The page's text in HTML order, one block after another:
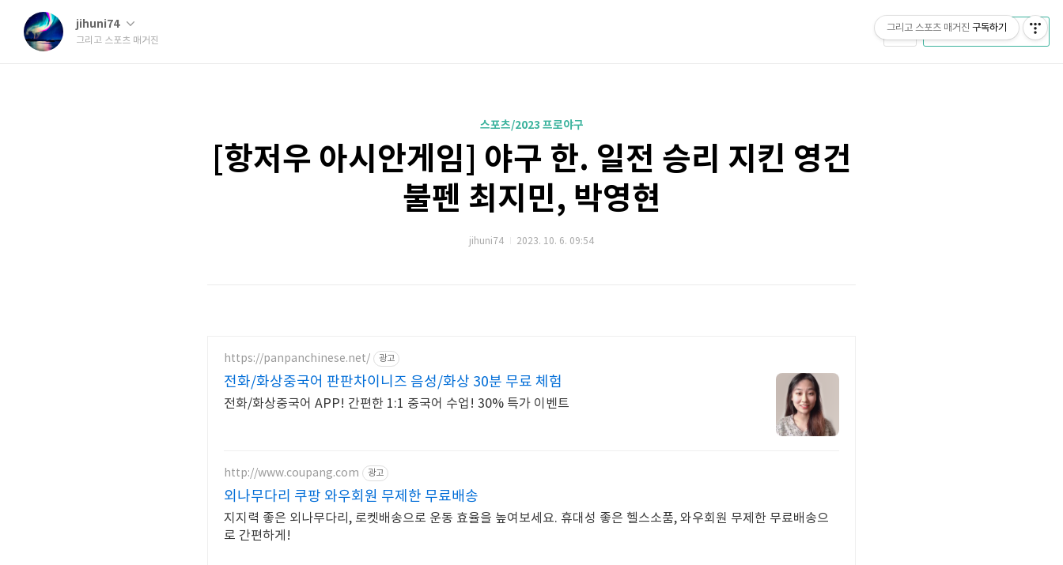
jihuni74
그리고 스포츠 매거진
CATEGORY
스포츠/2023 프로야구
[항저우 아시안게임] 야구 한. 일전 승리 지킨 영건
불펜 최지민, 박영현
jihuni74 2023. 10. 6. 09:54
https://panpanchinese.net/ 광고
전화/화상중국어 판판차이니즈 음성/화상 30분 무료 체험
전화/화상중국어 APP! 간편한 1:1 중국어 수업! 30% 특가 이벤트
http://www.coupang.com 광고
외나무다리 쿠팡 와우회원 무제한 무료배송
지지력 좋은 외나무다리, 로켓배송으로 운동 효율을 높여보세요. 휴대성 좋은 헬스소품, 와우회원 무제한 무료배송으
로 간편하게!
그리고 스포츠 매거진 구독하기